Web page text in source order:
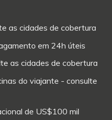
as cidades de cobertura
em 24h úteis
as cidades de cobertura
do viajante - consulte
de US$100 mil